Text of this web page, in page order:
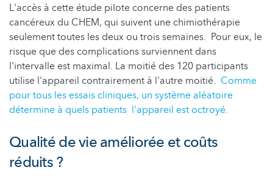
L'accès à cette étude pilote concerne des patients
cancéreux du CHEM, qui suivent une chimiothérapie
seulement toutes les deux ou trois semaines. Pour eux, le
risque que des complications surviennent dans
l'intervalle est maximal. La moitié des 120 participants
utilise l'appareil contrairement à l'autre moitié. Comme
pour tous les essais cliniques, un système aléatoire
détermine à quels patients l'appareil est octroyé.
Qualité de vie améliorée et coûts
réduits ?